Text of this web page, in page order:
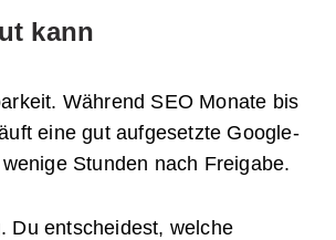
kann
Während SEO Monate bis
eine gut aufgesetzte Google-
Stunden nach Freigabe.
Du entscheidest, welche